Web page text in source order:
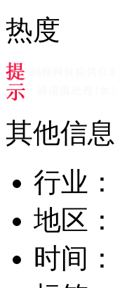
热度
其他信息
行业：
地区：
时间：